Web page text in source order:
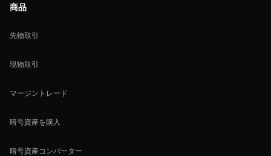
商品
先物取引
現物取引
マージントレード
暗号資産を購入
暗号資産コンバーター